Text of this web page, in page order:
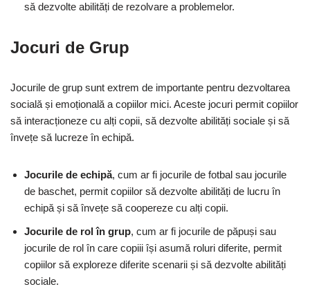
să dezvolte abilități de rezolvare a problemelor.
Jocuri de Grup
Jocurile de grup sunt extrem de importante pentru dezvoltarea
socială și emoțională a copiilor mici. Aceste jocuri permit copiilor
să interacționeze cu alți copii, să dezvolte abilități sociale și să
învețe să lucreze în echipă.
Jocurile de echipă, cum ar fi jocurile de fotbal sau jocurile
de baschet, permit copiilor să dezvolte abilități de lucru în
echipă și să învețe să coopereze cu alți copii.
Jocurile de rol în grup, cum ar fi jocurile de păpuși sau
jocurile de rol în care copiii își asumă roluri diferite, permit
copiilor să exploreze diferite scenarii și să dezvolte abilități
sociale.